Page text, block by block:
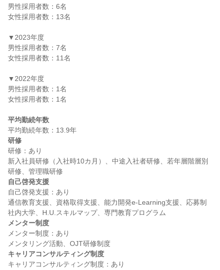
男性採用者数：6名
女性採用者数：13名
▼2023年度
男性採用者数：7名
女性採用者数：11名
▼2022年度
男性採用者数：1名
女性採用者数：1名
平均勤続年数
研修
研修：あり
新入社員研修（入社時10カ月）、中途入社者研修、若年層階層別
自己啓発支援
自己啓発支援：あり
通信教育支援、資格取得支援、能力開発e-Learning支援、応募制
メンター制度
メンター制度：あり
キャリアコンサルティング制度
キャリアコンサルティング制度：あり